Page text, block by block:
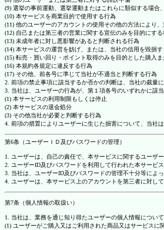
(9) 選挙の事前運動、選挙運動またはこれらに類似する場合
(10) 本サービスを商業目的で使用する行為
(11) 他のユーザーのアカウントの使用その他の方法により
(12) 自己または第三者の営業に関する宣伝のみを目的にする
(13) 未成年者に対し悪影響があると判断される行為
(14) 本サービスの運営を妨げ、または、当社の信用を毀損
(15) 転売・買い回り・ポイント取得のみを目的とした購入
(16) 本規約各規定に違反する行為
(17) その他、前各号に準じて当社が不適当と判断する行為
2. 前項の禁止事項に該当するか否かの判断は、当社の裁量
3. 当社は、ユーザーの行為が、第１項各号のいずれかに該
(1) 本サービスの利用制限もしくは停止
(2) 本サービスの退会処分
(3) その他当社が必要と判断する行為
4. 前項の措置によりユーザーに生じた損害について、当社
第6条（ユーザーＩＤ及びパスワードの管理）
1. ユーザーは、自己の責任で、本サービスに関するユーザ
2. ユーザーID及びパスワードを利用して行われた本サービ
3. 当社は、ユーザーID及びパスワードの管理不十分等によ
4. ユーザーは、本サービス上のアカウントを第三者に対し
第7条（個人情報の取扱い）
1. 当社は、業務を通じ知り得たユーザーの個人情報につい
(1) ユーザーがご購入又はご利用された商品又はサービスに